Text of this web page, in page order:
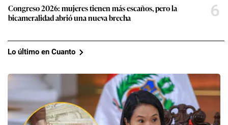
Congreso 2026: mujeres tienen más escaños, pero la
bicameralidad abrió una nueva brecha
6
Lo último en Cuanto